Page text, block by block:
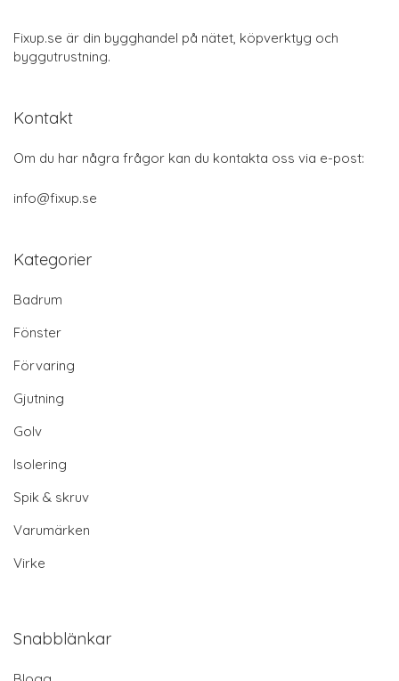
Fixup.se är din bygghandel på nätet, köpverktyg och
byggutrustning.
Kontakt
Om du har några frågor kan du kontakta oss via e-post:
info@fixup.se
Kategorier
Badrum
Fönster
Förvaring
Gjutning
Golv
Isolering
Spik & skruv
Varumärken
Virke
Snabblänkar